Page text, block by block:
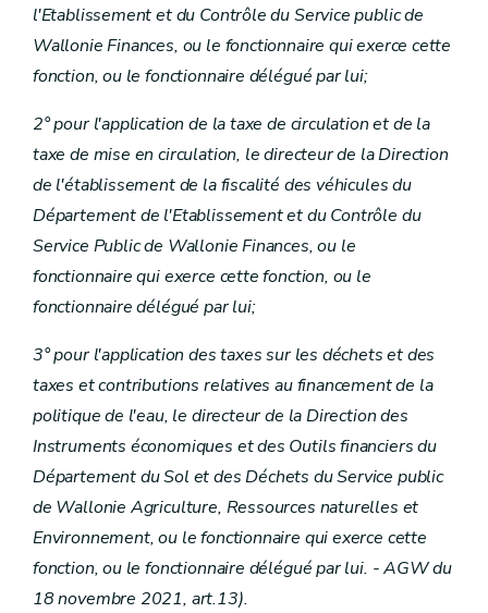
l'Etablissement et du Contrôle du Service public de
Wallonie Finances, ou le fonctionnaire qui exerce cette
fonction, ou le fonctionnaire délégué par lui;
2° pour l'application de la taxe de circulation et de la
taxe de mise en circulation, le directeur de la Direction
de l'établissement de la fiscalité des véhicules du
Département de l'Etablissement et du Contrôle du
Service Public de Wallonie Finances, ou le
fonctionnaire qui exerce cette fonction, ou le
fonctionnaire délégué par lui;
3° pour l'application des taxes sur les déchets et des
taxes et contributions relatives au financement de la
politique de l'eau, le directeur de la Direction des
Instruments économiques et des Outils financiers du
Département du Sol et des Déchets du Service public
de Wallonie Agriculture, Ressources naturelles et
Environnement, ou le fonctionnaire qui exerce cette
fonction, ou le fonctionnaire délégué par lui. - AGW du
18 novembre 2021, art.13).